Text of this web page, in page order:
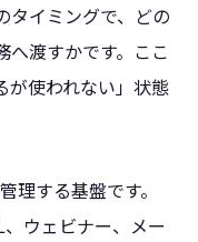
タイミングで、どの
へ渡すかです。ここ
が使われない」状態
理する基盤です。
ウェビナー、メー